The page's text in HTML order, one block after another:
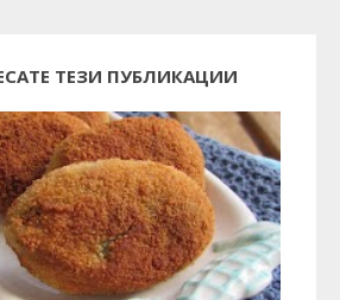
ТЕЗИ ПУБЛИКАЦИИ